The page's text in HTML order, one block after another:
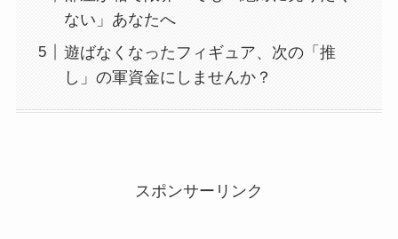
ない」あなたへ
遊ばなくなったフィギュア、次の「推
し」の軍資金にしませんか？
スポンサーリンク